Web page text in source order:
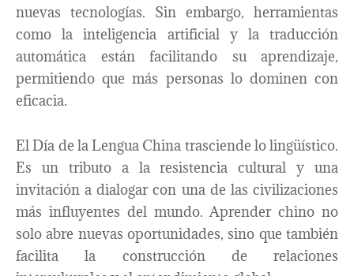
nuevas tecnologías. Sin embargo, herramientas
como la inteligencia artificial y la traducción
automática están facilitando su aprendizaje,
permitiendo que más personas lo dominen con
eficacia.
El Día de la Lengua China trasciende lo lingüístico.
Es un tributo a la resistencia cultural y una
invitación a dialogar con una de las civilizaciones
más influyentes del mundo. Aprender chino no
solo abre nuevas oportunidades, sino que también
facilita la construcción de relaciones